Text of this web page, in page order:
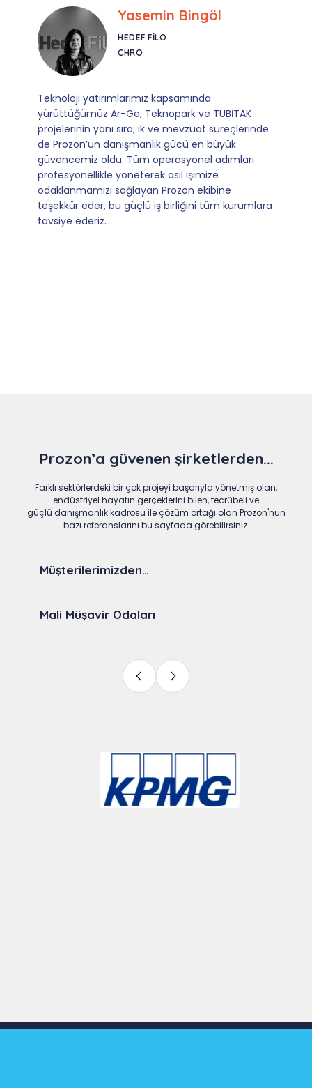
Ebru Kural
CORESYS
SATIŞ YÖNETICISI
Mevzuata uyum, başvuru ve izleme adımlarında
sağladıkları kusursuz yönlendirme sayesinde artık
operasyonlarımızı sıfır kaygı ve tam güvenle
yürütüyoruz. İş birliğimizi bizim için asıl değerli
kılan ise; ihtiyaç duyduğumuz her an ulaşılabilir
olmaları ve sorularımıza aldığımız hızlı geri
dönüşler.
Prozon’a güvenen şirketlerden...
Farklı sektörlerdeki bir çok projeyi başarıyla yönetmiş olan,
endüstriyel hayatın gerçeklerini bilen, tecrübeli ve
güçlü danışmanlık kadrosu ile çözüm ortağı olan Prozon'nun
bazı referanslarını bu sayfada görebilirsiniz.
Müşterilerimizden…
Mali Müşavir Odaları